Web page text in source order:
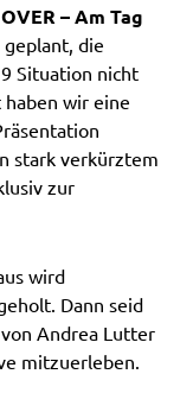
– Am Tag
geplant, die
Situation nicht
wir eine
stark verkürztem
zur
wird
Dann seid
Andrea Lutter
mitzuerleben.